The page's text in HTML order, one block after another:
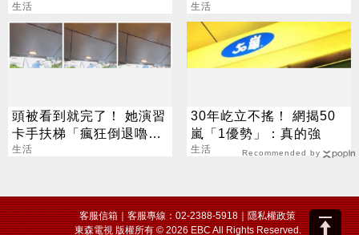
怪是夫妻
生活
月亮真的比較圓
生活
頭被看到就完了！ 她演習
卡手扶梯「瘋狂倒退嚕」
網笑：15萬的壓力
生活
30年屹立不搖！ 網揭50
嵐「1優勢」：真的強
生活 Recommended by
客服信箱｜客服專線：02-2388-5918｜隱私權政策
東森電視 版權所有 © 2026 EBC All Rights Reserved.